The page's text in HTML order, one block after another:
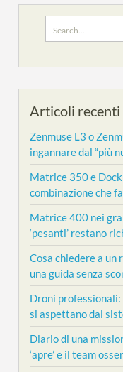
for:
Articoli recenti
Zenmuse L3 o
ingannare dal “più
Matrice 350 e
combinazione che
Matrice 400 nei
‘pesanti’ restano
Cosa chiedere a
una guida senza
Droni professionali:
si aspettano dal
Diario di una
‘apre’ e il team